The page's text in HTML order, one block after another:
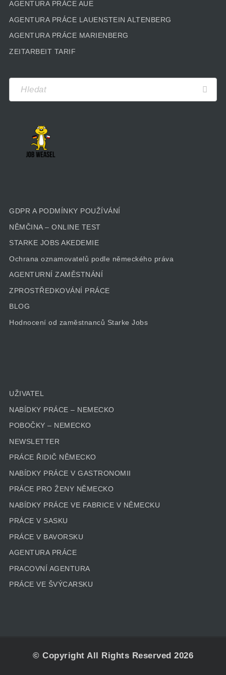
AGENTURA PRÁCE AUE
AGENTURA PRÁCE LAUENSTEIN ALTENBERG
AGENTURA PRÁCE MARIENBERG
ZEITARBEIT TARIF
GDPR A PODMÍNKY POUŽÍVÁNÍ
NĚMČINA – ONLINE TEST
STARKE JOBS AKEDEMIE
Ochrana oznamovatelů podle německého práva
AGENTURNÍ ZAMĚSTNÁNÍ
ZPROSTŘEDKOVÁNÍ PRÁCE
BLOG
Hodnocení od zaměstnanců Starke Jobs
UŽIVATEL
NABÍDKY PRÁCE – NEMECKO
POBOČKY – NEMECKO
NEWSLETTER
PRÁCE ŘIDIČ NĚMECKO
NABÍDKY PRÁCE V GASTRONOMII
PRÁCE PRO ŽENY NĚMECKO
NABÍDKY PRÁCE VE FABRICE V NĚMECKU
PRÁCE V SASKU
PRÁCE V BAVORSKU
AGENTURA PRÁCE
PRACOVNÍ AGENTURA
PRÁCE VE ŠVÝCARSKU
© Copyright All Rights Reserved 2026